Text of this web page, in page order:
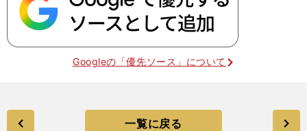
Googleの「優先ソース」について
一覧に戻る